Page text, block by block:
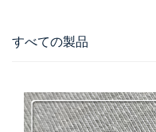
すべての製品